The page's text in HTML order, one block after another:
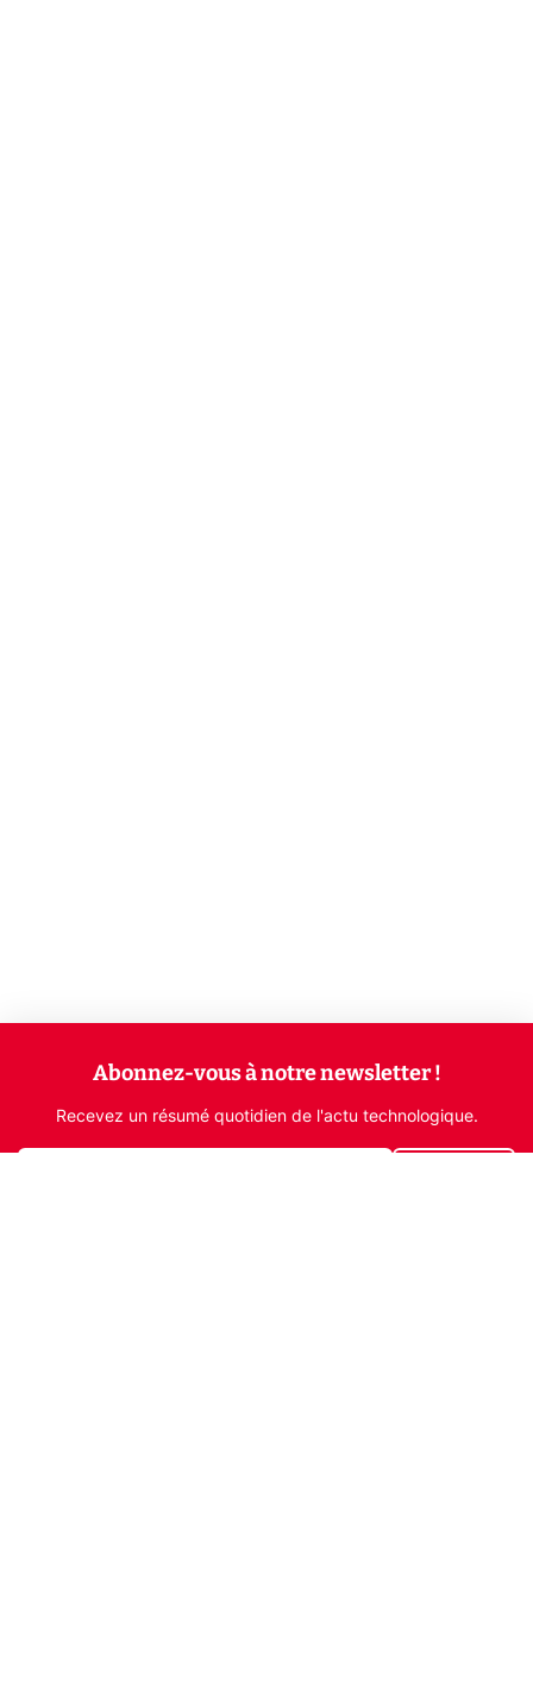
Abonnez-vous à notre newsletter !
Recevez un résumé quotidien de l'actu technologique.